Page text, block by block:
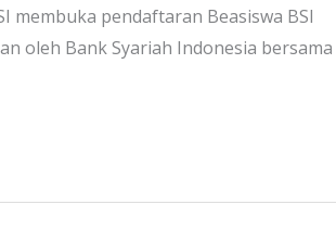
membuka pendaftaran Beasiswa BSI
oleh Bank Syariah Indonesia bersama